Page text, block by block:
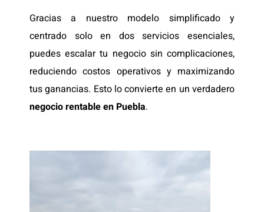
Gracias a nuestro modelo simplificado y
centrado solo en dos servicios esenciales,
puedes escalar tu negocio sin complicaciones,
reduciendo costos operativos y maximizando
tus ganancias. Esto lo convierte en un verdadero
negocio rentable en Puebla.